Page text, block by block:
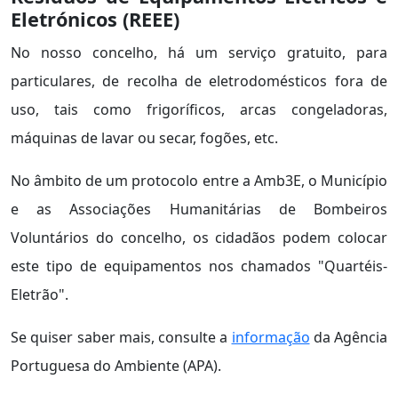
Eletrónicos (REEE)
No nosso concelho, há um serviço gratuito, para
particulares, de recolha de eletrodomésticos fora de
uso, tais como frigoríficos, arcas congeladoras,
máquinas de lavar ou secar, fogões, etc.
No âmbito de um protocolo entre a Amb3E, o Município
e as Associações Humanitárias de Bombeiros
Voluntários do concelho, os cidadãos podem colocar
este tipo de equipamentos nos chamados "Quartéis-
Eletrão".
Se quiser saber mais, consulte a informação da Agência
Portuguesa do Ambiente (APA).